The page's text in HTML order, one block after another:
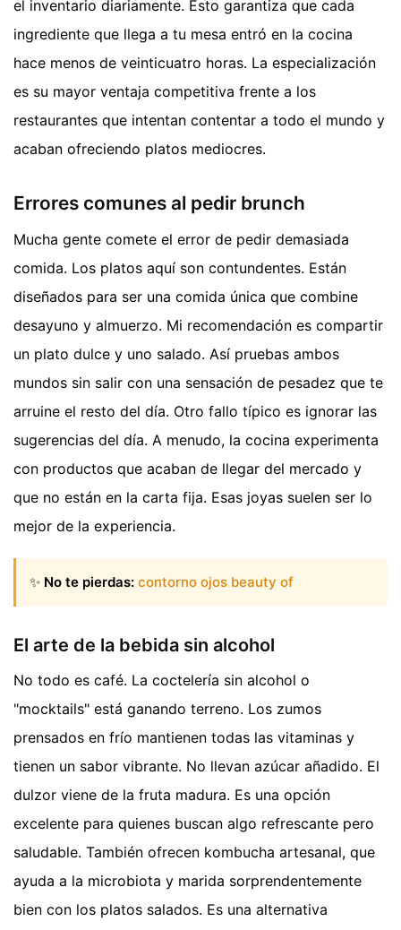
el inventario diariamente. Esto garantiza que cada
ingrediente que llega a tu mesa entró en la cocina
hace menos de veinticuatro horas. La especialización
es su mayor ventaja competitiva frente a los
restaurantes que intentan contentar a todo el mundo y
acaban ofreciendo platos mediocres.
Errores comunes al pedir brunch
Mucha gente comete el error de pedir demasiada
comida. Los platos aquí son contundentes. Están
diseñados para ser una comida única que combine
desayuno y almuerzo. Mi recomendación es compartir
un plato dulce y uno salado. Así pruebas ambos
mundos sin salir con una sensación de pesadez que te
arruine el resto del día. Otro fallo típico es ignorar las
sugerencias del día. A menudo, la cocina experimenta
con productos que acaban de llegar del mercado y
que no están en la carta fija. Esas joyas suelen ser lo
mejor de la experiencia.
✨ No te pierdas: contorno ojos beauty of
El arte de la bebida sin alcohol
No todo es café. La coctelería sin alcohol o
"mocktails" está ganando terreno. Los zumos
prensados en frío mantienen todas las vitaminas y
tienen un sabor vibrante. No llevan azúcar añadido. El
dulzor viene de la fruta madura. Es una opción
excelente para quienes buscan algo refrescante pero
saludable. También ofrecen kombucha artesanal, que
ayuda a la microbiota y marida sorprendentemente
bien con los platos salados. Es una alternativa